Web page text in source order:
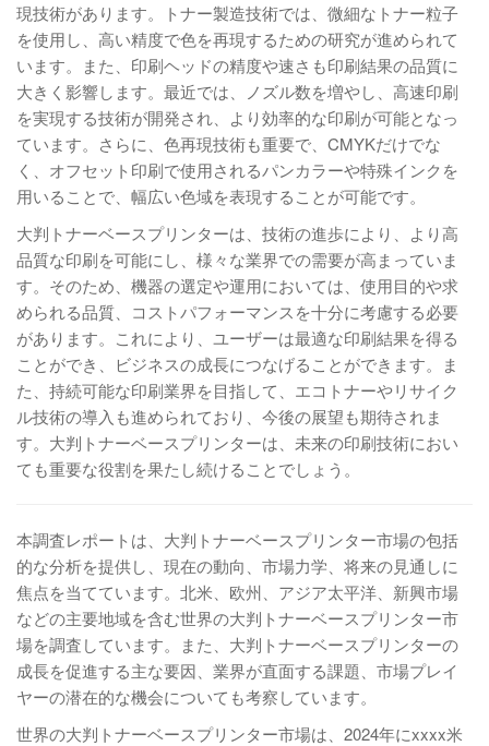
現技術があります。トナー製造技術では、微細なトナー粒子
を使用し、高い精度で色を再現するための研究が進められて
います。また、印刷ヘッドの精度や速さも印刷結果の品質に
大きく影響します。最近では、ノズル数を増やし、高速印刷
を実現する技術が開発され、より効率的な印刷が可能となっ
ています。さらに、色再現技術も重要で、CMYKだけでな
く、オフセット印刷で使用されるパンカラーや特殊インクを
用いることで、幅広い色域を表現することが可能です。
大判トナーベースプリンターは、技術の進歩により、より高
品質な印刷を可能にし、様々な業界での需要が高まっていま
す。そのため、機器の選定や運用においては、使用目的や求
められる品質、コストパフォーマンスを十分に考慮する必要
があります。これにより、ユーザーは最適な印刷結果を得る
ことができ、ビジネスの成長につなげることができます。ま
た、持続可能な印刷業界を目指して、エコトナーやリサイク
ル技術の導入も進められており、今後の展望も期待されま
す。大判トナーベースプリンターは、未来の印刷技術におい
ても重要な役割を果たし続けることでしょう。
本調査レポートは、大判トナーベースプリンター市場の包括
的な分析を提供し、現在の動向、市場力学、将来の見通しに
焦点を当てています。北米、欧州、アジア太平洋、新興市場
などの主要地域を含む世界の大判トナーベースプリンター市
場を調査しています。また、大判トナーベースプリンターの
成長を促進する主な要因、業界が直面する課題、市場プレイ
ヤーの潜在的な機会についても考察しています。
世界の大判トナーベースプリンター市場は、2024年にxxxx米